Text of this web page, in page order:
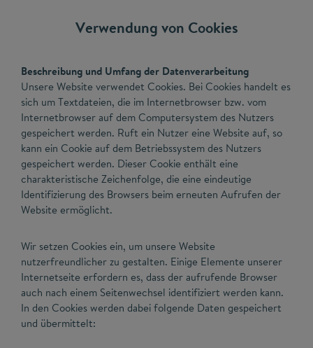
Verwendung von Cookies
Beschreibung und Umfang der Datenverarbeitung
Unsere Website verwendet Cookies. Bei Cookies handelt es
sich um Textdateien, die im Internetbrowser bzw. vom
Internetbrowser auf dem Computersystem des Nutzers
gespeichert werden. Ruft ein Nutzer eine Website auf, so
kann ein Cookie auf dem Betriebssystem des Nutzers
gespeichert werden. Dieser Cookie enthält eine
charakteristische Zeichenfolge, die eine eindeutige
Identifizierung des Browsers beim erneuten Aufrufen der
Website ermöglicht.
Wir setzen Cookies ein, um unsere Website
nutzerfreundlicher zu gestalten. Einige Elemente unserer
Internetseite erfordern es, dass der aufrufende Browser
auch nach einem Seitenwechsel identifiziert werden kann.
In den Cookies werden dabei folgende Daten gespeichert
und übermittelt: